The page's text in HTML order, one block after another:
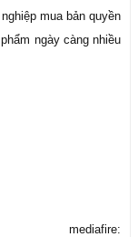
mua bản quyền
ngày càng nhiều